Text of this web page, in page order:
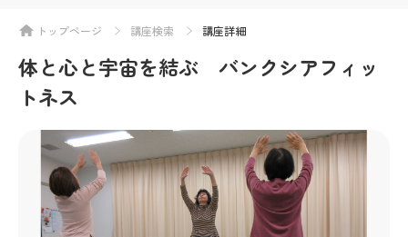
トップページ 講座検索 講座詳細
体と心と宇宙を結ぶ バンクシアフィッ
トネス